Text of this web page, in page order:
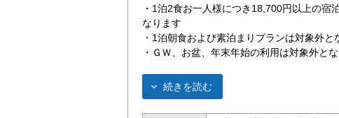
・1泊2食お一人様につき18,700円以上の宿
なります
・1泊朝食および素泊まりプランは対象外と
・ＧＷ、お盆、年末年始の利用は対象外と
続きを読む